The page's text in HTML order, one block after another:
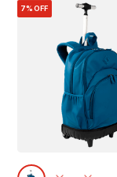
7%OFF